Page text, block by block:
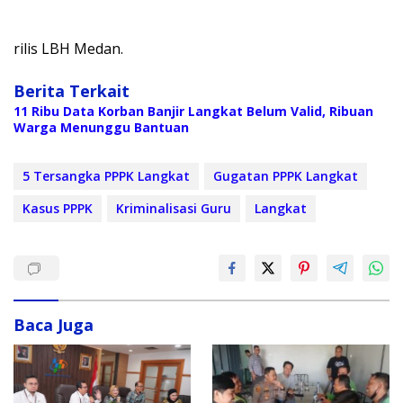
rilis LBH Medan.
Berita Terkait
11 Ribu Data Korban Banjir Langkat Belum Valid, Ribuan
Warga Menunggu Bantuan
5 Tersangka PPPK Langkat
Gugatan PPPK Langkat
Kasus PPPK
Kriminalisasi Guru Langkat
Baca Juga